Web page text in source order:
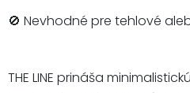
🚫 Nevhodné pre tehlové
THE LINE prináša